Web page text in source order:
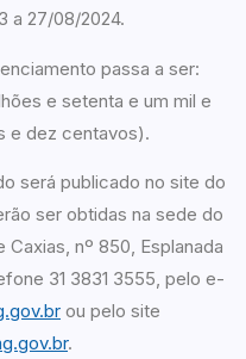
a 27/08/2024.
passa a ser:
e setenta e um mil e
e dez centavos).
será publicado no site do
ser obtidas na sede do
Caxias, nº 850, Esplanada
31 3831 3555, pelo e-
ou pelo site
.